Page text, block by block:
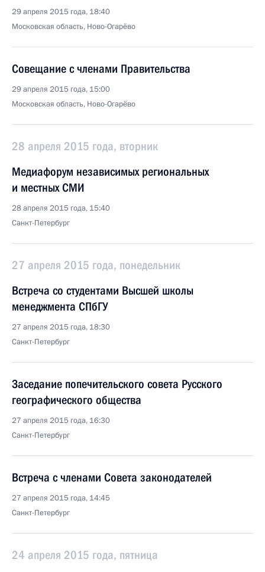
29 апреля 2015 года, 18:40
Московская область, Ново-Огарёво
Совещание с членами Правительства
29 апреля 2015 года, 15:00
Московская область, Ново-Огарёво
28 апреля 2015 года, вторник
Медиафорум независимых региональных
и местных СМИ
28 апреля 2015 года, 15:40
Санкт-Петербург
27 апреля 2015 года, понедельник
Встреча со студентами Высшей школы
менеджмента СПбГУ
27 апреля 2015 года, 18:30
Санкт-Петербург
Заседание попечительского совета Русского
географического общества
27 апреля 2015 года, 16:30
Санкт-Петербург
Встреча с членами Совета законодателей
27 апреля 2015 года, 14:45
Санкт-Петербург
24 апреля 2015 года, пятница